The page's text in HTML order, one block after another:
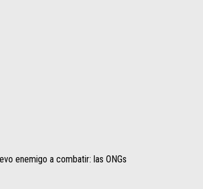
enemigo a combatir: las ONGs